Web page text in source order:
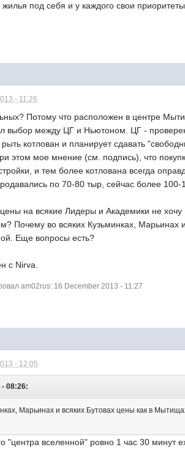
под себя и у каждого свои
- 11:26
Потому что расположен в центре
выбор между ЦГ и Ньютоном. ЦГ -
котлован и планирует сдавать
этом мое мнение (см. подпись), что
и тем более котлована всегда
по 70-80 тыр, сейчас более
на всякие Лидеры и Академики не
Почему во всяких Кузьминках,
Еще вопросы есть?
с Nirva.
am02rus: 16 December 2013 - 11:27
- 12:05
08:26:
Марьинах и всяких Бутовах цены как в
"центра вселенной" ровно 1 час 30